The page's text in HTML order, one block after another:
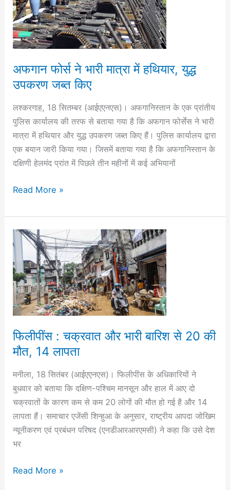
अफगान फोर्स ने भारी मात्रा में हथियार, युद्ध
उपकरण जब्त किए
लश्करगाह, 18 सितम्बर (आईएएनएस)। अफगानिस्तान के एक प्रांतीय
पुलिस कार्यालय की तरफ से बताया गया है कि अफगान फोर्सेस ने भारी
मात्रा में हथियार और युद्ध उपकरण जब्त किए हैं। पुलिस कार्यालय द्वारा
एक बयान जारी किया गया। जिसमें बताया गया है कि अफगानिस्तान के
दक्षिणी हेलमंद प्रांत में पिछले तीन महीनों में कई अभियानों
भारी
मात्रा
में
हथियार,
उपकरण
जब्त
किए
Read More »
फिलीपींस : चक्रवात और भारी बार‍िश से 20 की
मौत, 14 लापता
मनीला, 18 सितंबर (आईएएनएस)। फिलीपींस के अधिकारियों ने
बुधवार को बताया कि दक्षिण-पश्चिम मानसून और हाल में आए दो
चक्रवातों के कारण कम से कम 20 लोगों की मौत हो गई है और 14
लापता हैं। समाचार एजेंसी श‍िन्हुआ के अनुसार, राष्ट्रीय आपदा जोखिम
न्यूनीकरण एवं प्रबंधन परिषद (एनडीआरआरएमसी) ने कहा कि उसे देश
भर
फिलीपींस
:
चक्रवात
और
भारी
बार‍िश
से
20
की
14
लापता
Read More »